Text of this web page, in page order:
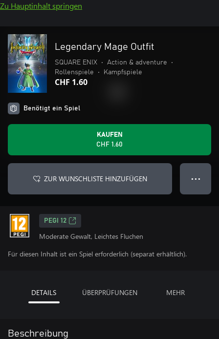
Zu Hauptinhalt springen
Legendary Mage Outfit
SQUARE ENIX • Action & adventure
•
Rollenspiele
• Kampfspiele
CHF 1.60
Benötigt ein Spiel
KAUFEN
CHF 1.60
ZUR WUNSCHLISTE HINZUFÜGEN ● ● ●
PEGI 12
Moderate Gewalt, Leichtes Fluchen
Für diesen Inhalt ist ein Spiel erforderlich (separat erhältlich).
DETAILS ÜBERPRÜFUNGEN MEHR
Beschreibung